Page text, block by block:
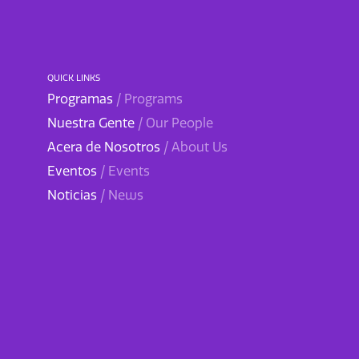
QUICK LINKS
Programas / Programs
Nuestra Gente / Our People
Acera de Nosotros / About Us
Eventos / Events
Noticias / News